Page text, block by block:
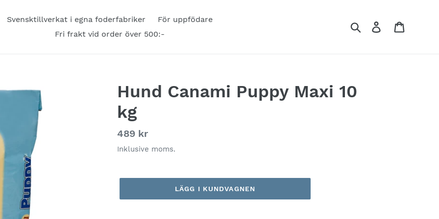
Svensktillverkat i egna foderfabriker
För uppfödare
Fri frakt vid order över 500:-
Sök Logga in
Hund Canami Puppy Maxi 10
kg
Ordinarie
pris
489 kr
Inklusive moms.
LÄGG I KUNDVAGNEN